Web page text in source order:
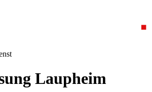
Laupheim